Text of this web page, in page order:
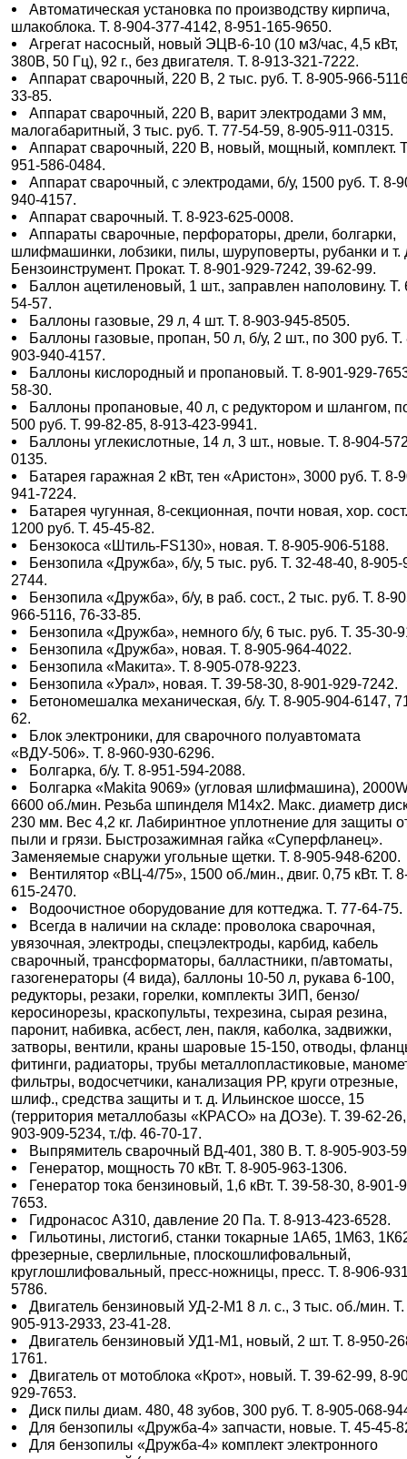
Автоматическая установка по производству кирпича,
шлакоблока. Т. 8-904-377-4142, 8-951-165-9650.
Агрегат насосный, новый ЭЦВ-6-10 (10 м3/час, 4,5 кВт,
380В, 50 Гц), 92 г., без двигателя. Т. 8-913-321-7222.
Аппарат сварочный, 220 В, 2 тыс. руб. Т. 8-905-966-
33-85.
Аппарат сварочный, 220 В, варит электродами 3 мм,
малогабаритный, 3 тыс. руб. Т. 77-54-59, 8-905-911-0315.
Аппарат сварочный, 220 В, новый, мощный, комплект.
951-586-0484.
Аппарат сварочный, с электродами, б/у, 1500 руб. Т. 8-
940-4157.
Аппарат сварочный. Т. 8-923-625-0008.
Аппараты сварочные, перфораторы, дрели, болгарки,
шлифмашинки, лобзики, пилы, шуруповерты, рубанки и т.
Бензоинструмент. Прокат. Т. 8-901-929-7242, 39-62-99.
Баллон ацетиленовый, 1 шт., заправлен наполовину. Т.
54-57.
Баллоны газовые, 29 л, 4 шт. Т. 8-903-945-8505.
Баллоны газовые, пропан, 50 л, б/у, 2 шт., по 300 руб. Т.
903-940-4157.
Баллоны кислородный и пропановый. Т. 8-901-929-
58-30.
Баллоны пропановые, 40 л, с редуктором и шлангом,
500 руб. Т. 99-82-85, 8-913-423-9941.
Баллоны углекислотные, 14 л, 3 шт., новые. Т. 8-904-
0135.
Батарея гаражная 2 кВт, тен «Аристон», 3000 руб. Т. 8-
941-7224.
Батарея чугунная, 8-секционная, почти новая, хор.
1200 руб. Т. 45-45-82.
Бензокоса «Штиль-FS130», новая. Т. 8-905-906-5188.
Бензопила «Дружба», б/у, 5 тыс. руб. Т. 32-48-40, 8-905-
2744.
Бензопила «Дружба», б/у, в раб. сост., 2 тыс. руб. Т. 8-
966-5116, 76-33-85.
Бензопила «Дружба», немного б/у, 6 тыс. руб. Т. 35-30-
Бензопила «Дружба», новая. Т. 8-905-964-4022.
Бензопила «Макита». Т. 8-905-078-9223.
Бензопила «Урал», новая. Т. 39-58-30, 8-901-929-7242.
Бетономешалка механическая, б/у. Т. 8-905-904-6147,
62.
Блок электроники, для сварочного полуавтомата
«ВДУ-506». Т. 8-960-930-6296.
Болгарка, б/у. Т. 8-951-594-2088.
Болгарка «Makita 9069» (угловая шлифмашина),
6600 об./мин. Резьба шпинделя M14x2. Макс. диаметр
230 мм. Вес 4,2 кг. Лабиринтное уплотнение для защиты
пыли и грязи. Быстрозажимная гайка «Суперфланец».
Заменяемые снаружи угольные щетки. Т. 8-905-948-6200.
Вентилятор «ВЦ-4/75», 1500 об./мин., двиг. 0,75 кВт. Т.
615-2470.
Водоочистное оборудование для коттеджа. Т. 77-64-75.
Всегда в наличии на складе: проволока сварочная,
увязочная, электроды, спецэлектроды, карбид, кабель
сварочный, трансформаторы, балластники, п/автоматы,
газогенераторы (4 вида), баллоны 10-50 л, рукава 6-100,
редукторы, резаки, горелки, комплекты ЗИП, бензо/
керосинорезы, краскопульты, техрезина, сырая резина,
паронит, набивка, асбест, лен, пакля, каболка, задвижки,
затворы, вентили, краны шаровые 15-150, отводы,
фитинги, радиаторы, трубы металлопластиковые,
фильтры, водосчетчики, канализация РР, круги отрезные,
шлиф., средства защиты и т. д. Ильинское шоссе, 15
(территория металлобазы «КРАСО» на ДОЗе). Т. 39-62-
903-909-5234, т./ф. 46-70-17.
Выпрямитель сварочный ВД-401, 380 В. Т. 8-905-903-
Генератор, мощность 70 кВт. Т. 8-905-963-1306.
Генератор тока бензиновый, 1,6 кВт. Т. 39-58-30, 8-901-
7653.
Гидронасос А310, давление 20 Па. Т. 8-913-423-6528.
Гильотины, листогиб, станки токарные 1А65, 1М63,
фрезерные, сверлильные, плоскошлифовальный,
круглошлифовальный, пресс-ножницы, пресс. Т. 8-906-
5786.
Двигатель бензиновый УД-2-М1 8 л. с., 3 тыс. об./мин.
905-913-2933, 23-41-28.
Двигатель бензиновый УД1-М1, новый, 2 шт. Т. 8-950-
1761.
Двигатель от мотоблока «Крот», новый. Т. 39-62-99, 8-
929-7653.
Диск пилы диам. 480, 48 зубов, 300 руб. Т. 8-905-068-
Для бензопилы «Дружба-4» запчасти, новые. Т. 45-45-
Для бензопилы «Дружба-4» комплект электронного